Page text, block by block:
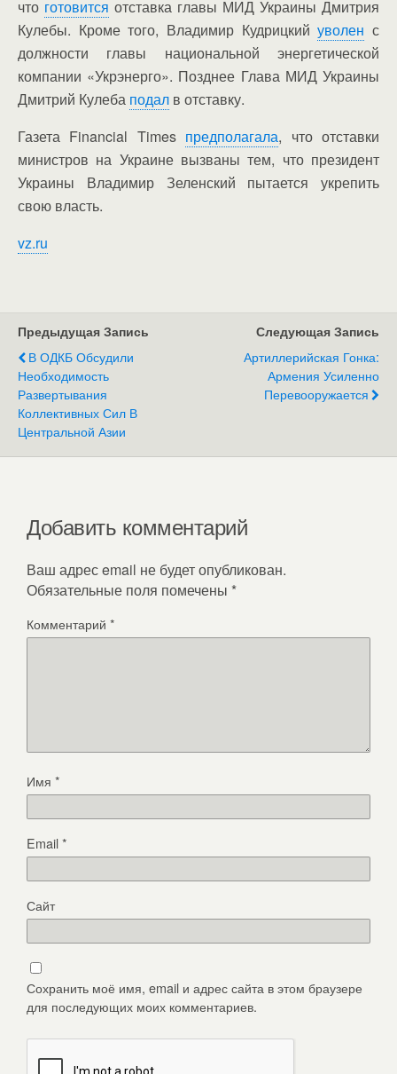
что готовится отставка главы МИД Украины Дмитрия
Кулебы. Кроме того, Владимир Кудрицкийуволен с
должности главы национальной энергетической
компании «Укрэнерго». Позднее Глава МИД Украины
Дмитрий Кулеба подал в отставку.
Газета Financial Times предполагала, что отставки
министров на Украине вызваны тем, что президент
Украины Владимир Зеленский пытается укрепить
свою власть.
vz.ru
Предыдущая Запись
В ОДКБ Обсудили
Необходимость
Развертывания
Коллективных Сил В
Центральной Азии
Следующая Запись
Артиллерийская Гонка:
Армения Усиленно
Перевооружается
Добавить комментарий
Ваш адрес email не будет опубликован.
Обязательные поля помечены *
Комментарий *
Имя *
Email*
Сайт
Сохранить моё имя, email и адрес сайта в этом браузере
для последующих моих комментариев.